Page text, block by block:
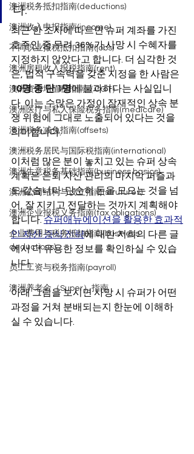
澳洲税务抵扣指南(deductions)
澳洲收入申报指南(income)
不同职业报税抵扣指南(jobs)
澳洲房租收入报税指南(rent)
澳洲资本增值税指南（CGT）
澳洲医疗与私人保险税务指南(medicare)
澳洲税务减免指南(offsets)
澳洲税务居民与国际税指南(international)
澳洲生意税务基础指南(business basics)
澳洲公司结构与设立指南(strutures)
澳洲企业报税义务指南(tax obligations)
企业费用与税务抵扣指南(business
deductions)
员工工资与税务指南(payroll)
澳洲养老金（Super）指南
다.
최근 한 조사에 따르면 슈퍼 계좌를 가진
호주인 중 무려 36%가 사망 시 수혜자를
지정하지 않았다고 합니다. 더 심각한 것
은, 법적 구속력을 갖춘 지정을 한 사람은
10명 중 단 1명에 불과하다는 사실입니
다. 이는 수많은 가정이 잠재적인 상속 분
쟁 위험에 그대로 노출되어 있다는 것을
의미합니다.
이처럼 많은 분이 놓치고 있는 슈퍼 상속
계획은 은퇴 자산 관리의 마지막 퍼즐과
도 같습니다. 단순히 돈을 모으는 것을 넘
어, 잘 지키고 전달하는 것까지 계획해야
합니다. 슈퍼애뉴에이션을 활용한 효과적
인 자산 증식 전략에 대한 저희의 다른 글
에서 더 유용한 정보를 확인하실 수 있습
니다.
아래 그림을 보시면 사망 시 슈퍼가 어떤
과정을 거쳐 분배되는지 한눈에 이해하
실 수 있습니다.